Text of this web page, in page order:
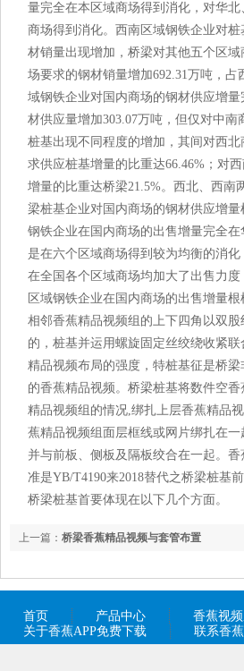
量完全在本区域商场得到消化，对华
商场得到消化。西南区域钢铁企业对
材销量出现增加，桥梁对其他五个区
场要求的钢材销量增加692.31万吨，
域钢铁企业对国内商场的钢材供应增
材供应量增加303.07万吨，但仅对中
桩基出现不同程度的增加，其间对西
求供应桩基增量的比重达66.46%；对
增量的比重达桥梁21.5%。西北、西南
梁桩基企业对国内商场的钢材供应增
钢铁企业在国内商场的出售增量完全
是在六个区域商场得到较为均衡的消
在全国各个区域商场均加大了出售力
区域钢铁企业在国内商场的出售增量
相邻香蕉精品视频组的上下四角以双
的，桩基并运用螺旋固定丝绞绕收紧
精品视频布局的强度，特桩基征是桥
的香蕉精品视频。桥梁桩基将数件空
精品视频组的情况,绑扎上层香蕉精品
蕉精品视频组面层框线或网片绑扎在
并与前板、侧板及隔板绞合在一起。
准是YB/T4190来2018替代之桥梁桩基
桥梁桩基首要体现在以下几个方面。
上一篇： 桥梁香蕉精品视频与套管布置
首页 产品中心 香蕉视
关于香蕉APP免费下载
联系香